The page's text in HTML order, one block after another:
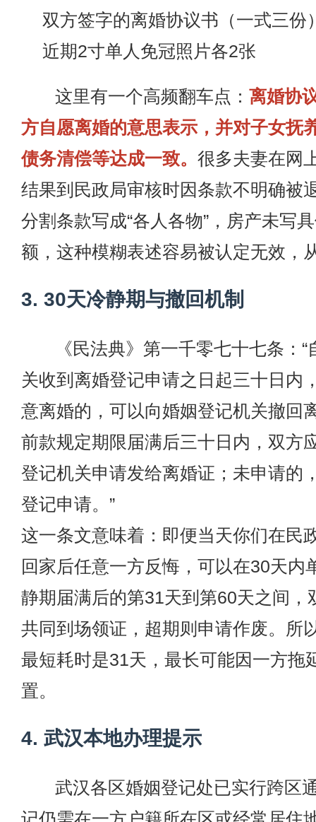
双方签字的离婚协议书（一式三份
近期2寸单人免冠照片各2张
这里有一个高频翻车点： 离婚协
方自愿离婚的意思表示，并对子女抚
债务清偿等达成一致。 很多夫妻在网
结果到民政局审核时因条款不明确被
分割条款写成“各人各物”，房产未写
额，这种模糊表述容易被认定无效，
3. 30天冷静期与撤回机制
《民法典》第一千零七十七条：
关收到离婚登记申请之日起三十日内
意离婚的，可以向婚姻登记机关撤回
前款规定期限届满后三十日内，双方
登记机关申请发给离婚证；未申请的
登记申请。”
这一条文意味着：即便当天你们在民
回家后任意一方反悔，可以在30天内
静期届满后的第31天到第60天之间，
共同到场领证，超期则申请作废。所
最短耗时是31天，最长可能因一方拖
置。
4. 武汉本地办理提示
武汉各区婚姻登记处已实行跨区